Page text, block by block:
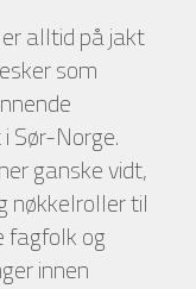
alltid på jakt
som
Sør-Norge.
ganske vidt,
nøkkelroller til
fagfolk og
innen